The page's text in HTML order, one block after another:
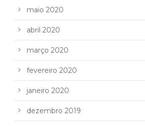
maio 2020
abril 2020
março 2020
fevereiro 2020
janeiro 2020
dezembro 2019